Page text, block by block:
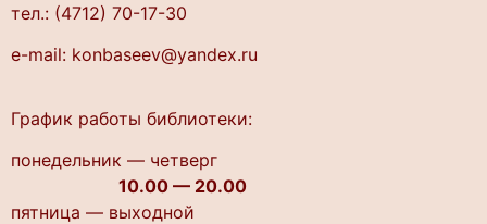
тел.: (4712) 70-17-30
e-mail: konbaseev@yandex.ru
График работы библиотеки:
понедельник — четверг
10.00 — 20.00
пятница — выходной